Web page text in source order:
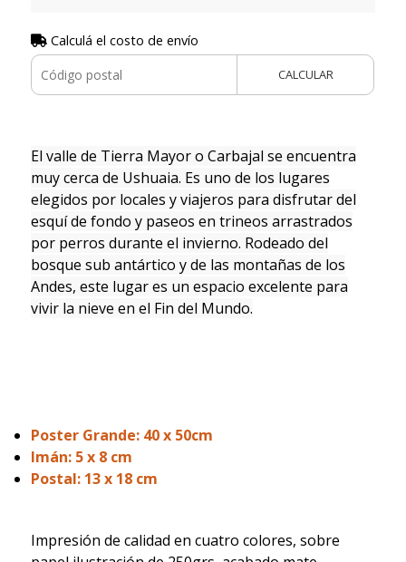
Calculá el costo de envío
CALCULAR
El valle de Tierra Mayor o Carbajal se encuentra
muy cerca de Ushuaia. Es uno de los lugares
elegidos por locales y viajeros para disfrutar del
esquí de fondo y paseos en trineos arrastrados
por perros durante el invierno. Rodeado del
bosque sub antártico y de las montañas de los
Andes, este lugar es un espacio excelente para
vivir la nieve en el Fin del Mundo.
Poster Grande: 40 x 50cm
Imán: 5 x 8 cm
Postal: 13 x 18 cm
Impresión de calidad en cuatro colores, sobre